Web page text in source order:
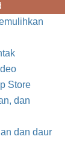
Store
dan
dan daur